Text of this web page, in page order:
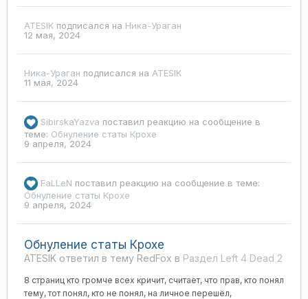
ATESIK подписался на Ника-Ураган
12 мая, 2024
Ника-Ураган подписался на ATESIK
11 мая, 2024
SibirskaYazva поставил реакцию на сообщение в
теме: Обнуление статы Крохе
9 апреля, 2024
FaLLeN поставил реакцию на сообщение в теме:
Обнуление статы Крохе
9 апреля, 2024
Обнуление статы Крохе
ATESIK ответил в тему RedFox в Раздел Left 4 Dead 2
8 страниц кто громче всех кричит, считает, что прав, кто понял
тему, тот понял, кто не понял, на личное перешёл,